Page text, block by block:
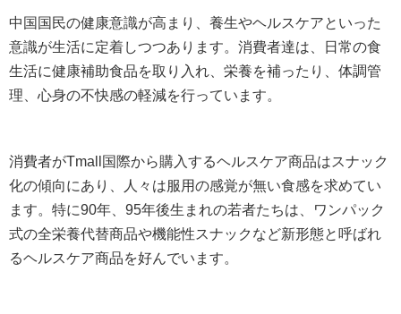
中国国民の健康意識が高まり、養生やヘルスケアといった
意識が生活に定着しつつあります。消費者達は、日常の食
生活に健康補助食品を取り入れ、栄養を補ったり、体調管
理、心身の不快感の軽減を行っています。
消費者がTmall国際から購入するヘルスケア商品はスナック
化の傾向にあり、人々は服用の感覚が無い食感を求めてい
ます。特に90年、95年後生まれの若者たちは、ワンパック
式の全栄養代替商品や機能性スナックなど新形態と呼ばれ
るヘルスケア商品を好んでいます。